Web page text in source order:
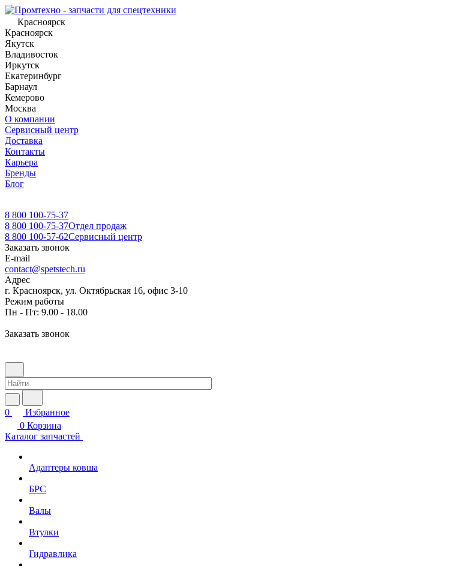
Красноярск
Красноярск
Якутск
Владивосток
Иркутск
Екатеринбург
Барнаул
Кемерово
Москва
О компании
Сервисный центр
Доставка
Контакты
Карьера
Бренды
Блог
8 800 100-75-37
8 800 100-75-37Отдел продаж
8 800 100-57-62Сервисный центр
Заказать звонок
E-mail
contact@spetstech.ru
Адрес
г. Красноярск, ул. Октябрьская 16, офис 3-10
Режим работы
Пн - Пт: 9.00 - 18.00
Заказать звонок
0
Избранное
0 Корзина
Каталог запчастей
Адаптеры ковша
БРС
Валы
Втулки
Гидравлика